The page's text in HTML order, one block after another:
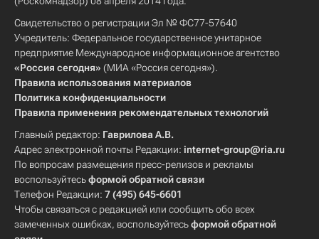
Свидетельство о регистрации Эл № ФС77-57640
Учредитель: Федеральное государственное унитарное
предприятие Международное информационное агентство
«Россия сегодня» (МИА «Россия сегодня»).
Правила использования материалов
Политика конфиденциальности
Правила применения рекомендательных технологий
Главный редактор: Гаврилова А.В.
Адрес электронной почты Редакции: internet-group@ria.ru
По вопросам размещения пресс-релизов и рекламы
воспользуйтесьформой обратной связи
Телефон Редакции: 7 (495) 645-6601
Чтобы связаться с редакцией или сообщить обо всех
замеченных ошибках, воспользуйтесьформой обратной